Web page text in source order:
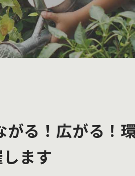
る！広がる！
ます